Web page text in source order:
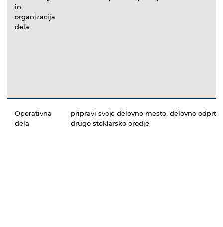
in
organizacija
dela
Operativna
dela
pripravi svoje delovno mesto, delovno
drugo steklarsko orodje